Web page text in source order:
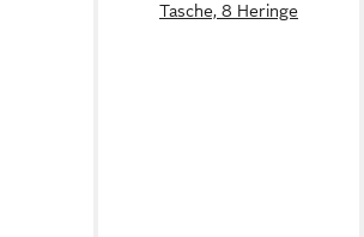
Tasche, 8 Heringe